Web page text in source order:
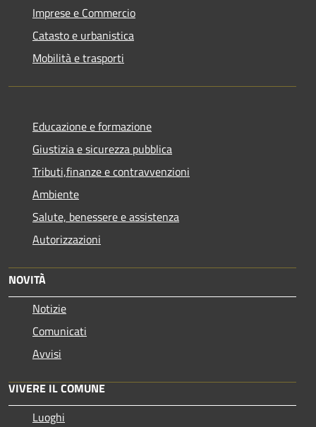
Imprese e Commercio
Catasto e urbanistica
Mobilità e trasporti
Educazione e formazione
Giustizia e sicurezza pubblica
Tributi,finanze e contravvenzioni
Ambiente
Salute, benessere e assistenza
Autorizzazioni
NOVITÀ
Notizie
Comunicati
Avvisi
VIVERE IL COMUNE
Luoghi